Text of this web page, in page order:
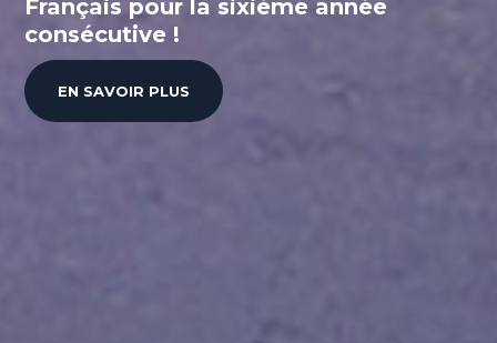
Français pour la sixième année
consécutive !
EN SAVOIR PLUS